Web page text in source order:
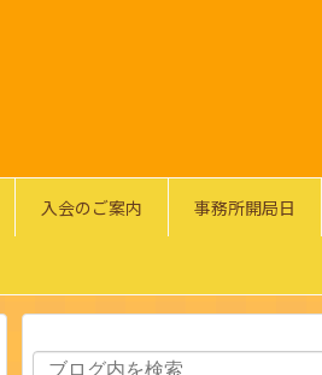
入会のご案内 事務所開局日